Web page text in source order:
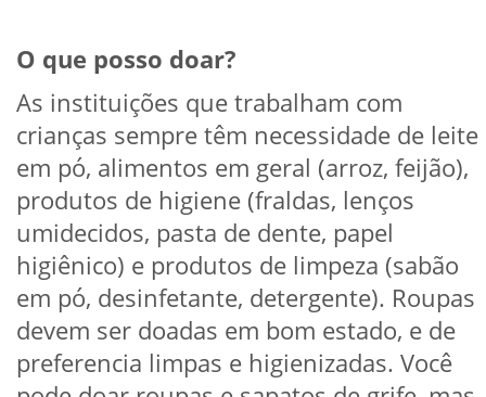
O que posso doar?
As instituições que trabalham com
crianças sempre têm necessidade de leite
em pó, alimentos em geral (arroz, feijão),
produtos de higiene (fraldas, lenços
umidecidos, pasta de dente, papel
higiênico) e produtos de limpeza (sabão
em pó, desinfetante, detergente). Roupas
devem ser doadas em bom estado, e de
preferencia limpas e higienizadas. Você